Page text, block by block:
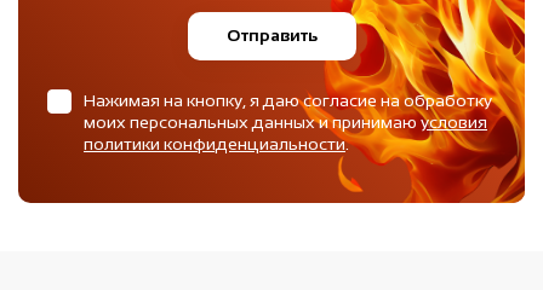
Отправить
Нажимая на кнопку, я даю согласие на обработку
моих персональных данных и принимаюусловия
политики конфиденциальности.